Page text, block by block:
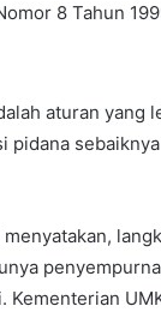
8 Tahun
aturan
pidana
Kementerian